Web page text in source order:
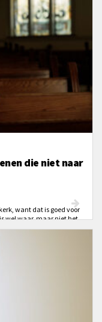
verandert
die niet naar
want dat is goed voor
wel waar, maar niet het